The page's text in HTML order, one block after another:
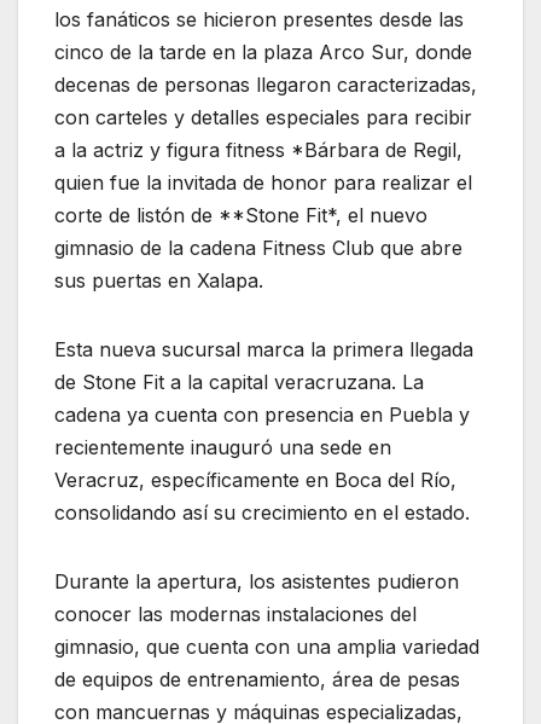
los fanáticos se hicieron presentes desde las
cinco de la tarde en la plaza Arco Sur, donde
decenas de personas llegaron caracterizadas,
con carteles y detalles especiales para recibir
a la actriz y figura fitness *Bárbara de Regil,
quien fue la invitada de honor para realizar el
corte de listón de **Stone Fit*, el nuevo
gimnasio de la cadena Fitness Club que abre
sus puertas en Xalapa.
Esta nueva sucursal marca la primera llegada
de Stone Fit a la capital veracruzana. La
cadena ya cuenta con presencia en Puebla y
recientemente inauguró una sede en
Veracruz, específicamente en Boca del Río,
consolidando así su crecimiento en el estado.
Durante la apertura, los asistentes pudieron
conocer las modernas instalaciones del
gimnasio, que cuenta con una amplia variedad
de equipos de entrenamiento, área de pesas
con mancuernas y máquinas especializadas,